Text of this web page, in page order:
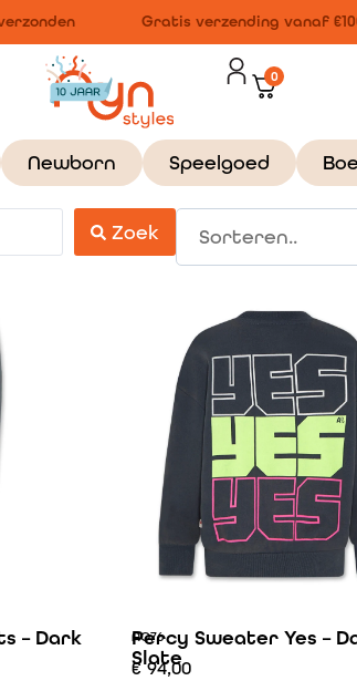
Gratis verzending vanaf
0
Newborn Speelgoed
Zoek
– Dark
AO76
Percy Sweater Yes –
Slate
€94,00